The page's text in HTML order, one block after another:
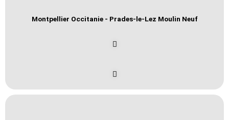
Montpellier Occitanie - Prades-le-Lez Moulin Neuf